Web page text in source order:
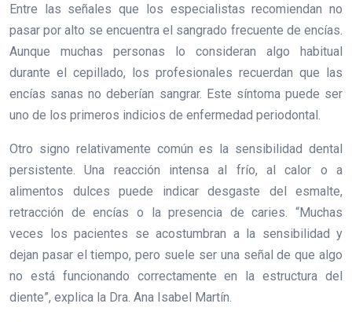
Entre las señales que los especialistas recomiendan no
pasar por alto se encuentra el sangrado frecuente de encías.
Aunque muchas personas lo consideran algo habitual
durante el cepillado, los profesionales recuerdan que las
encías sanas no deberían sangrar. Este síntoma puede ser
uno de los primeros indicios de enfermedad periodontal.
Otro signo relativamente común es la sensibilidad dental
persistente. Una reacción intensa al frío, al calor o a
alimentos dulces puede indicar desgaste del esmalte,
retracción de encías o la presencia de caries. “Muchas
veces los pacientes se acostumbran a la sensibilidad y
dejan pasar el tiempo, pero suele ser una señal de que algo
no está funcionando correctamente en la estructura del
diente”, explica la Dra. Ana Isabel Martín.